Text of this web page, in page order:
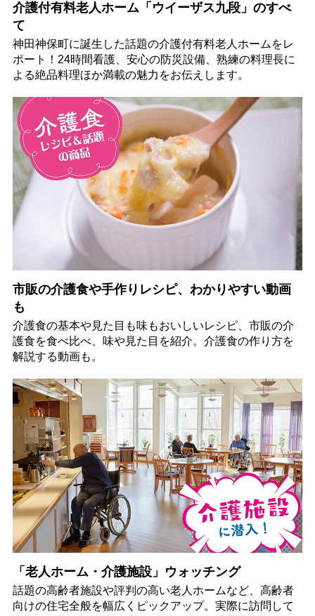
介護付有料老人ホーム「ウイーザス九段」のすべ
て
神田神保町に誕生した話題の介護付有料老人ホームをレ
ポート！24時間看護、安心の防災設備、熟練の料理長に
よる絶品料理ほか満載の魅力をお伝えします。
市販の介護食や手作りレシピ、わかりやすい動画
も
介護食の基本や見た目も味もおいしいレシピ、市販の介
護食を食べ比べ、味や見た目を紹介。介護食の作り方を
解説する動画も。
「老人ホーム・介護施設」ウォッチング
話題の高齢者施設や評判の高い老人ホームなど、高齢者
向けの住宅全般を幅広くピックアップ。実際に訪問して